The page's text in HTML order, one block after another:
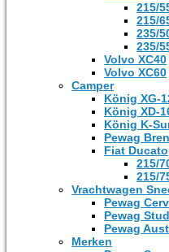
215/
215/
235/
235/
Volvo XC40
Volvo XC60
Camper
König XG-
König XD-
König K-
Pewag
Fiat Ducato
215/
215/
Vrachtwagen
Pewag
Pewag
Pewag
Merken